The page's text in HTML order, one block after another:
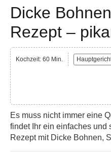
Dicke
Rezept –
Kochzeit: 60 Min.
Es muss nicht immer eine
findet Ihr ein einfaches und
Rezept mit Dicke Bohnen,